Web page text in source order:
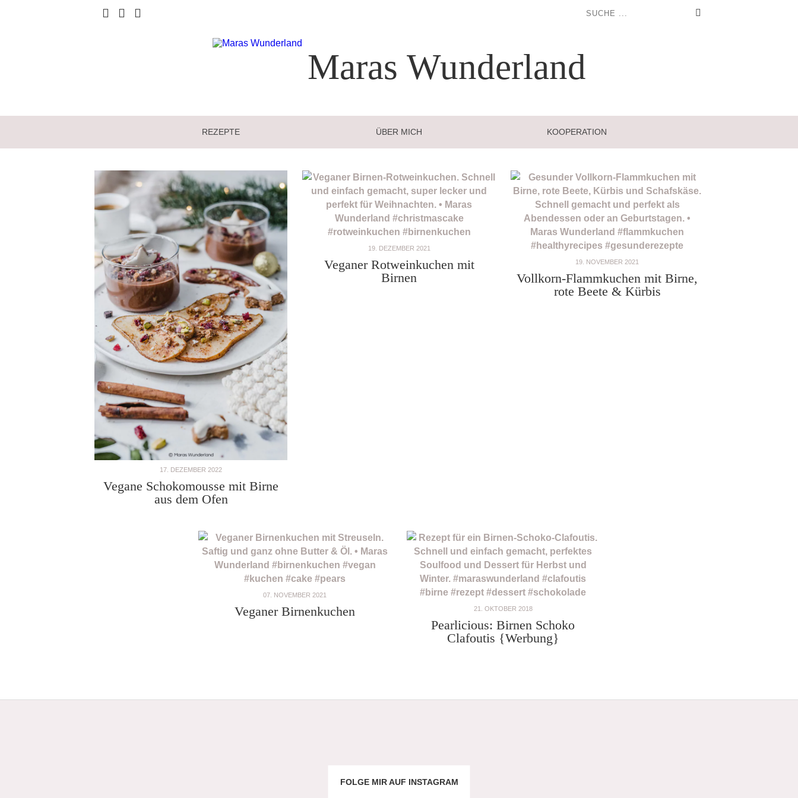
Maras Wunderland
REZEPTE ÜBER MICH KOOPERATION
17. DEZEMBER 2022
Vegane Schokomousse mit Birne
aus dem Ofen
19. DEZEMBER 2021
Veganer Rotweinkuchen mit
Birnen
19. NOVEMBER 2021
Vollkorn-Flammkuchen mit Birne,
rote Beete & Kürbis
07. NOVEMBER 2021
Veganer Birnenkuchen 21. OKTOBER 2018
Pearlicious: Birnen Schoko
Clafoutis {Werbung}
FOLGE MIR AUF INSTAGRAM